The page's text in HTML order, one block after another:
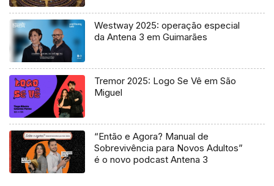
Westway 2025: operação especial
da Antena 3 em Guimarães
Tremor 2025: Logo Se Vê em São
Miguel
“Então e Agora? Manual de
Sobrevivência para Novos Adultos”
é o novo podcast Antena 3